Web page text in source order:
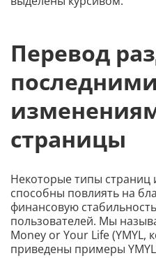
Перевод
последними
страницы
Некоторые типы страниц
способны повлиять на
финансовую
пользователей. Мы
Money or Your Life
приведены примеры